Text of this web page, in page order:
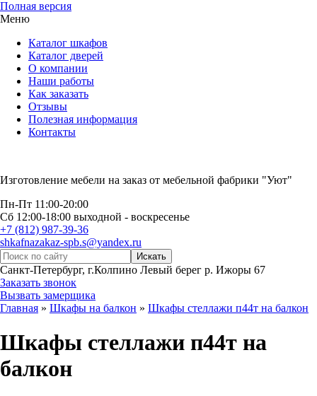
Полная версия
Меню
Каталог шкафов
Каталог дверей
О компании
Наши работы
Как заказать
Отзывы
Полезная информация
Контакты
Изготовление мебели на заказ от мебельной фабрики "Уют"
Пн-Пт 11:00-20:00
Сб 12:00-18:00 выходной - воскресенье
+7 (812) 987-39-36
shkafnazakaz-spb.s@yandex.ru
Санкт-Петербург, г.Колпино Левый берег р. Ижоры 67
Заказать звонок
Вызвать замерщика
Главная » Шкафы на балкон » Шкафы стеллажи п44т на балкон
Шкафы стеллажи п44т на
балкон